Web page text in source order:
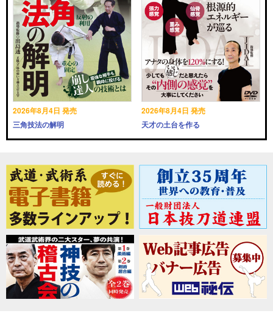
2026年8月4日 発売
三角技法の解明
2026年8月4日 発売
天才の土台を作る